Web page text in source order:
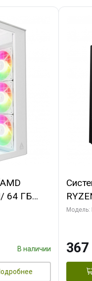
64 ГБ
3 OC
В наличии
ОЗУ/
Модель:
367